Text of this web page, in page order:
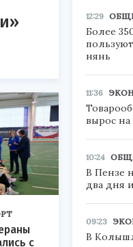
с
12:29
Более
нянь
11:36
вырос на
10:24
В Пензе
два дня
09:23
В